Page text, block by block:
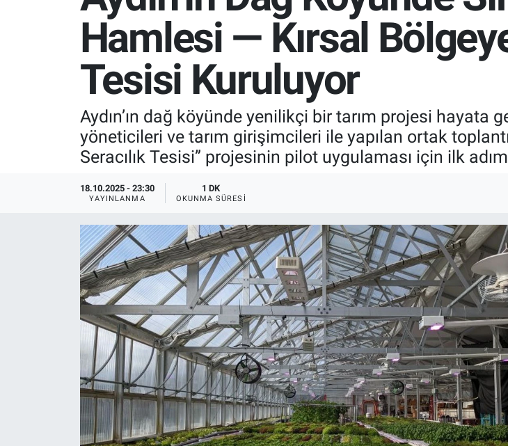
Hamlesi — Kırsal Bölgeye
Tesisi Kuruluyor
Aydın’ın dağ köyünde yenilikçi bir tarım projesi hayata
yöneticileri ve tarım girişimcileri ile yapılan ortak
Seracılık Tesisi” projesinin pilot uygulaması için ilk
18.10.2025 - 23:30
YAYINLANMA
1 DK
OKUNMA SÜRESI
RESMİ İLANLAR